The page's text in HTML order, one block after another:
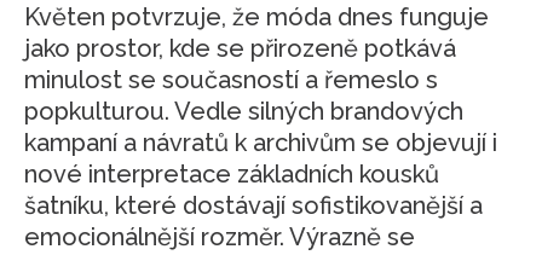
Květen potvrzuje, že móda dnes funguje
jako prostor, kde se přirozeně potkává
minulost se současností a řemeslo s
popkulturou. Vedle silných brandových
kampaní a návratů k archivům se objevují i
nové interpretace základních kousků
šatníku, které dostávají sofistikovanější a
emocionálnější rozměr. Výrazně se